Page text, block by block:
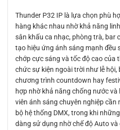
Thunder P32 IP là lựa chọn phù
hàng khác nhau nhờ khả năng
sân khấu ca nhạc, phòng trà, bar
tạo hiệu ứng ánh sáng mạnh đều
chớp cực sáng và tốc độ cao của
chức sự kiện ngoài trời như lễ hội,
chương trình countdown hay
hợp nhờ khả năng chống nước
viên ánh sáng chuyên nghiệp cần
bộ hệ thống DMX, trong khi
dàng sử dụng nhờ chế độ Auto